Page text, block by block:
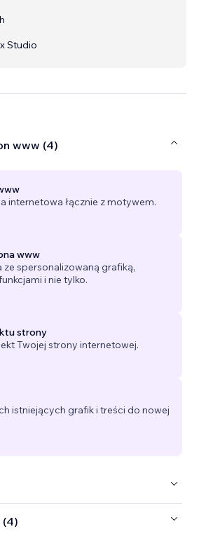
Studio
www (4)
internetowa łącznie z motywem.
www
spersonalizowaną grafiką,
i nie tylko.
strony
Twojej strony internetowej.
istniejących grafik i treści do nowej